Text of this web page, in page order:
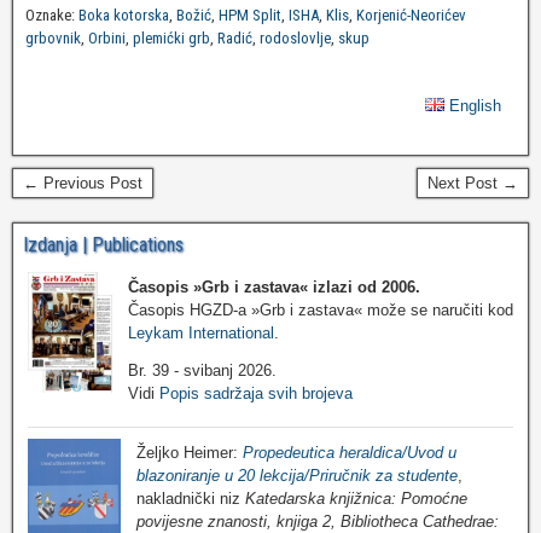
Oznake: Boka kotorska, Božić, HPM Split, ISHA, Klis, Korjenić-Neorićev
grbovnik, Orbini, plemićki grb, Radić, rodoslovlje, skup
English
← Previous Post Next Post →
Izdanja | Publications
Časopis »Grb i zastava« izlazi od 2006.
Časopis HGZD-a »Grb i zastava« može se naručiti kod
Leykam International
Br. 39 - svibanj 2026.
Vidi Popis sadržaja svih brojeva
Željko Heimer: Propedeutica heraldica/Uvod u
blazoniranje u 20 lekcija/Priručnik za studente,
nakladnički niz Katedarska knjižnica: Pomoćne
povijesne znanosti, knjiga 2, Bibliotheca Cathedrae: